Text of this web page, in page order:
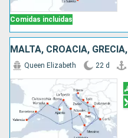
Comidas incluidas
Queen Elizabeth 22 d